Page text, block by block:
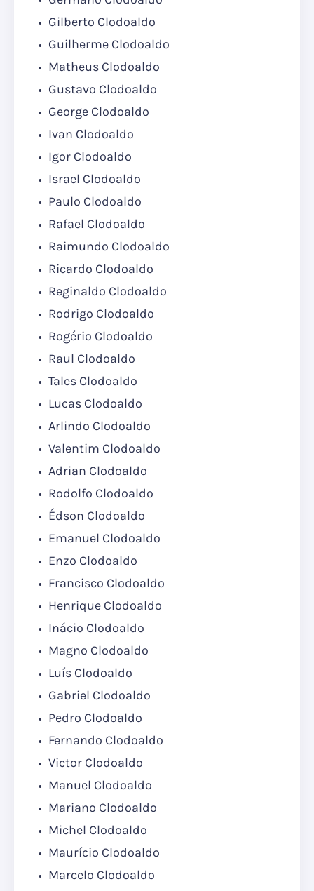
Gilberto Clodoaldo
Guilherme Clodoaldo
Matheus Clodoaldo
Gustavo Clodoaldo
George Clodoaldo
Ivan Clodoaldo
Igor Clodoaldo
Israel Clodoaldo
Paulo Clodoaldo
Rafael Clodoaldo
Raimundo Clodoaldo
Ricardo Clodoaldo
Reginaldo Clodoaldo
Rodrigo Clodoaldo
Rogério Clodoaldo
Raul Clodoaldo
Tales Clodoaldo
Lucas Clodoaldo
Arlindo Clodoaldo
Valentim Clodoaldo
Adrian Clodoaldo
Rodolfo Clodoaldo
Édson Clodoaldo
Emanuel Clodoaldo
Enzo Clodoaldo
Francisco Clodoaldo
Henrique Clodoaldo
Inácio Clodoaldo
Magno Clodoaldo
Luís Clodoaldo
Gabriel Clodoaldo
Pedro Clodoaldo
Fernando Clodoaldo
Victor Clodoaldo
Manuel Clodoaldo
Mariano Clodoaldo
Michel Clodoaldo
Maurício Clodoaldo
Marcelo Clodoaldo